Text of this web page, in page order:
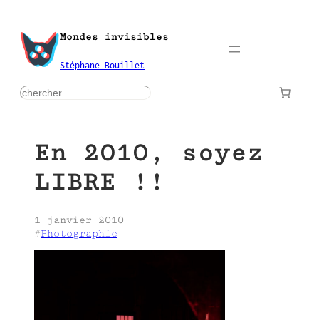
contenu
Mondes invisibles
Stéphane Bouillet
rechercher
En 2010, soyez
LIBRE !!
1 janvier 2010
#Photographie